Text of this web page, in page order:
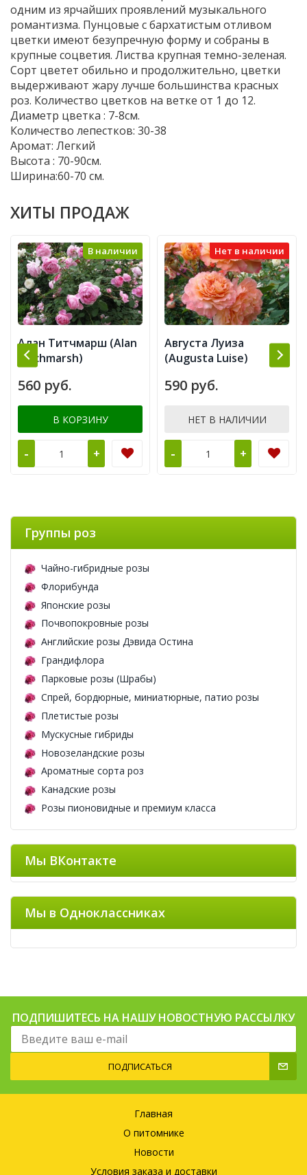
одним из ярчайших проявлений музыкального
романтизма. Пунцовые с бархатистым отливом
цветки имеют безупречную форму и собраны в
крупные соцветия. Листва крупная темно-зеленая.
Сорт цветет обильно и продолжительно, цветки
выдерживают жару лучше большинства красных
роз. Количество цветков на ветке от 1 до 12.
Диаметр цветка : 7-8см.
Количество лепестков: 30-38
Аромат: Легкий
Высота : 70-90см.
Ширина:60-70 см.
ХИТЫ ПРОДАЖ
В наличии
Алан Титчмарш (Alan
Titchmarsh)
560 руб.
В КОРЗИНУ
- +
Нет в наличии
Августа Луиза
(Augusta Luise)
590 руб.
НЕТ В НАЛИЧИИ
- +
Группы роз
Чайно-гибридные розы
Флорибунда
Японские розы
Почвопокровные розы
Английские розы Дэвида Остина
Грандифлора
Парковые розы (Шрабы)
Спрей, бордюрные, миниатюрные, патио розы
Плетистые розы
Мускусные гибриды
Новозеландские розы
Ароматные сорта роз
Канадские розы
Розы пионовидные и премиум класса
Мы ВКонтакте
Мы в Одноклассниках
ПОДПИШИТЕСЬ НА НАШУ НОВОСТНУЮ РАССЫЛКУ
ПОДПИСАТЬСЯ
Главная
О питомнике
Новости
Условия заказа и доставки